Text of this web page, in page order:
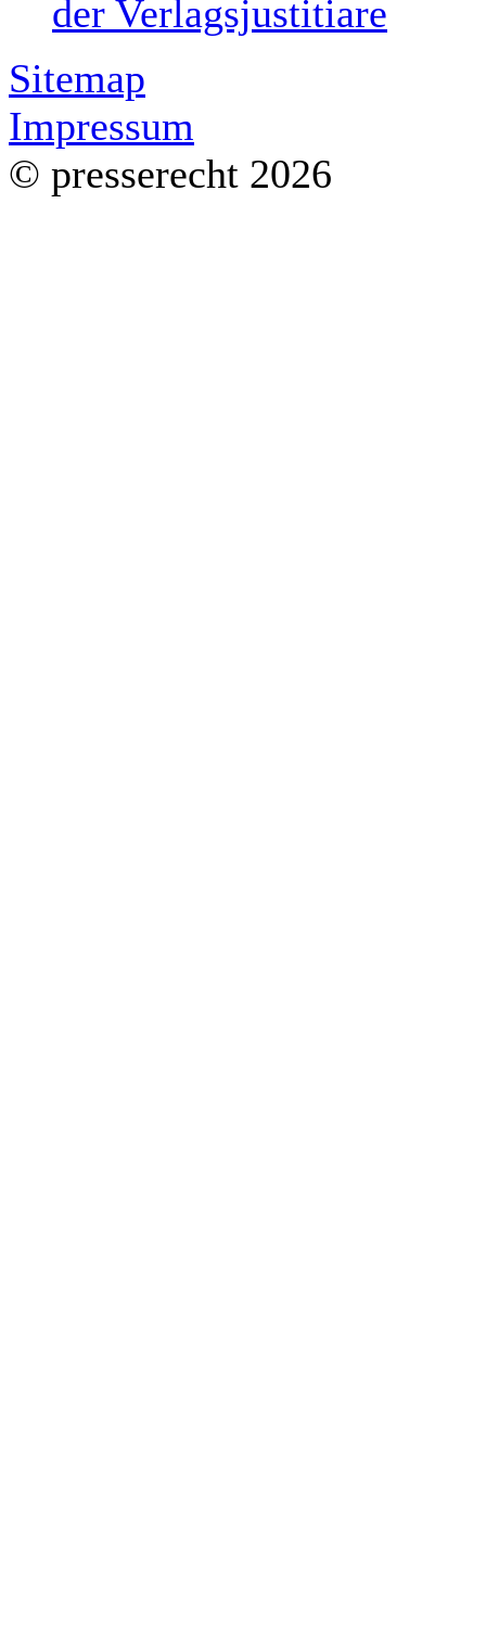
der Verlagsjustitiare
Sitemap
Impressum
© presserecht 2026